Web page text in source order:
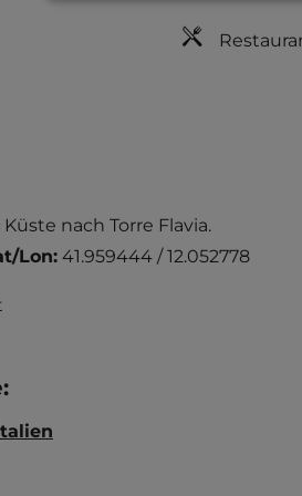
nach Torre Flavia.
Lon: 41.959444 / 12.052778
: